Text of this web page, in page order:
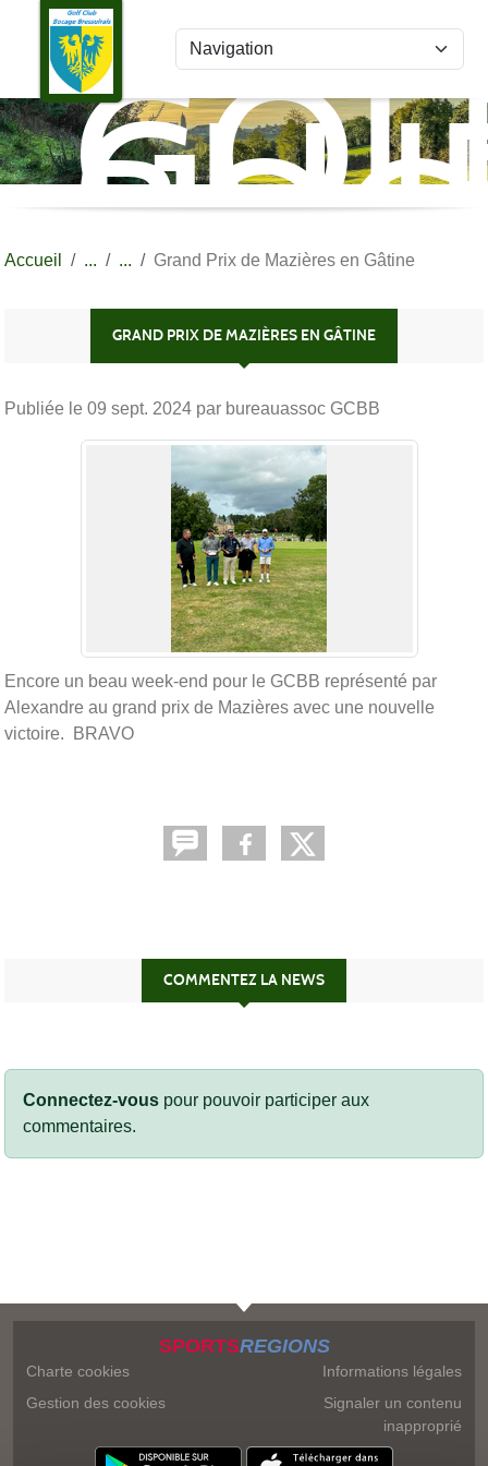
Accueil Grand Prix de Mazières en Gâtine
GRAND PRIX DE MAZIÈRES EN GÂTINE
Publiée le 09 sept. 2024 par bureauassoc GCBB
Encore un beau week-end pour le GCBB représenté par
Alexandre au grand prix de Mazières avec une nouvelle
victoire. BRAVO
COMMENTEZ LA NEWS
Connectez-vous pour pouvoir participer aux
commentaires.
SPORTSREGIONS
Charte cookies
Gestion des cookies
Informations légales
Signaler un contenu
inapproprié
Panneau de gestion des cookies